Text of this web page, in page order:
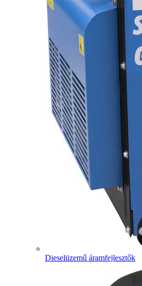
Dieselüzemű áramfejlesztők